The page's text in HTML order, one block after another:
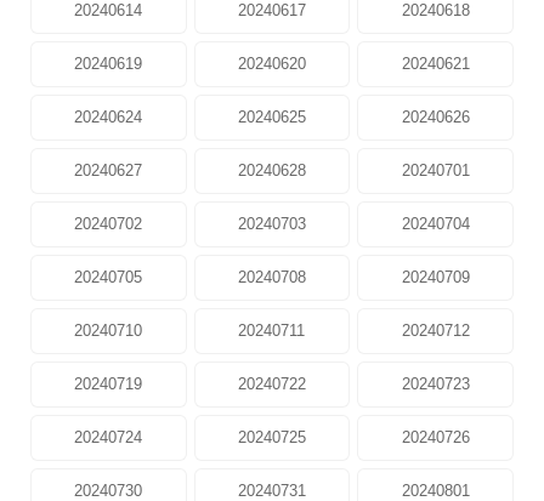
20240614 20240617 20240618
20240619 20240620 20240621
20240624 20240625 20240626
20240627 20240628 20240701
20240702 20240703 20240704
20240705 20240708 20240709
20240710 20240711 20240712
20240719 20240722 20240723
20240724 20240725 20240726
20240730 20240731 20240801